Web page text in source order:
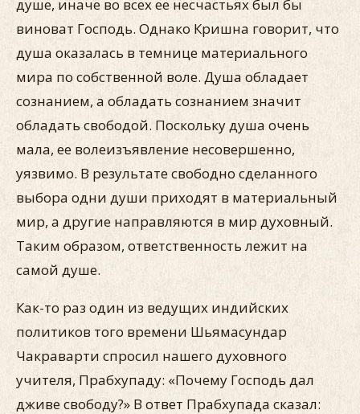
душе, иначе во всех ее несчастьях был бы
виноват Господь. Однако Кришна говорит, что
душа оказалась в темнице материального
мира по собственной воле. Душа обладает
сознанием, а обладать сознанием значит
обладать свободой. Поскольку душа очень
мала, ее волеизъявление несовершенно,
уязвимо. В результате свободно сделанного
выбора одни души приходят в материальный
мир, а другие направляются в мир духовный.
Таким образом, ответственность лежит на
самой душе.
Как-то раз один из ведущих индийских
политиков того времени Шьямасундар
Чакраварти спросил нашего духовного
учителя, Прабхупаду: «Почему Господь дал
дживе свободу?» В ответ Прабхупада сказал: